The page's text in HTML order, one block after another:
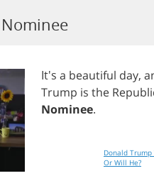
It's a beautiful day,
Trump is the
Nominee.
Donald
Or Will He?